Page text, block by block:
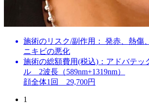
施術のリスク/副作用：
発赤、熱傷
ニキビの悪化
施術の総額費用(税込)： アドバテッ
ル 2波長（589nm+1319nm）
顔全体1回 29,700円
1